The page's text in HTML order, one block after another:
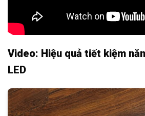
Video: Hiệu quả tiết kiệm
LED